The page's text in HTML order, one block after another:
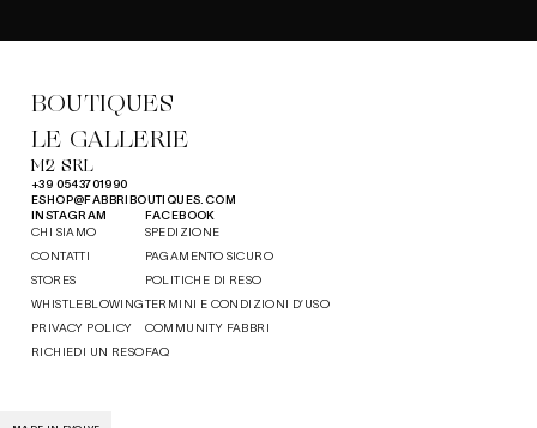
BOUTIQUES
LE GALLERIE
M2 SRL
+39 0543701990
ESHOP@FABBRIBOUTIQUES.COM
INSTAGRAM
FACEBOOK
CHI SIAMO
CONTATTI
STORES
WHISTLEBLOWING
PRIVACY POLICY
RICHIEDI UN RESO
SPEDIZIONE
PAGAMENTO SICURO
POLITICHE DI RESO
TERMINI E CONDIZIONI D’USO
COMMUNITY FABBRI
FAQ